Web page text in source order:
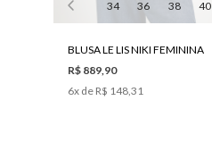
34 36 38 40
BLUSA LE LIS NIKI FEMININA
R$ 889,90
6x de R$ 148,31